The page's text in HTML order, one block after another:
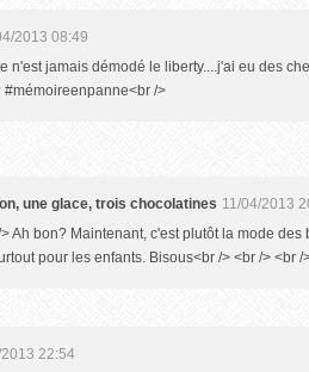
2013 08:49
n'est jamais démodé le liberty....j'ai eu des
/>
une glace, trois chocolatines 11/04/2013
Ah bon? Maintenant, c'est plutôt la mode
pour les enfants. Bisous<br /> <br /> <br /
22:54